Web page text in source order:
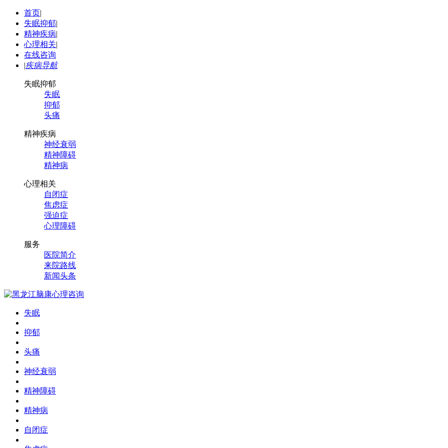
首页|
失眠抑郁|
精神疾病|
心理相关|
在线咨询
|疾病导航
失眠抑郁
失眠
抑郁
头痛
精神疾病
神经衰弱
精神障碍
精神病
心理相关
自闭症
焦虑症
强迫症
心理障碍
服务
医院简介
来院路线
新闻头条
失眠
抑郁
头痛
神经衰弱
精神障碍
精神病
自闭症